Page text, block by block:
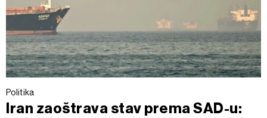
Politika
Iran zaoštrava stav prema SAD-u: